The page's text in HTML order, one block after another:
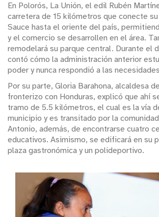
En Polorós, La Unión, el edil Rubén
carretera de 15 kilómetros que conecte
Sauce hasta el oriente del país,
y el comercio se desarrollen en el área.
remodelará su parque central. Durante el
contó cómo la administración anterior
poder y nunca respondió a las
Por su parte, Gloria Barahona, alcaldesa
fronterizo con Honduras, explicó que ahí
tramo de 5.5 kilómetros, el cual es la vía
municipio y es transitado por la
Antonio, además, de encontrarse cuatro
educativos. Asimismo, se edificará en su
plaza gastronómica y un polideportivo.